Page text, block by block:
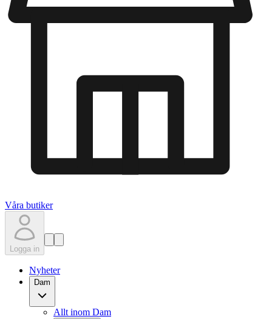
Våra butiker
Logga in
Nyheter
Dam
Allt inom Dam